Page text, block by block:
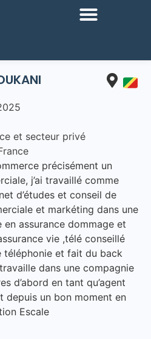
et secteur privé
précisément un
j’ai travaillé comme
d’études et conseil de
et markéting dans une
assurance dommage et
vie ,télé conseillé
téléphonie et fait du back
dans une compagnie
d’abord en tant qu’agent
depuis un bon moment en
Escale